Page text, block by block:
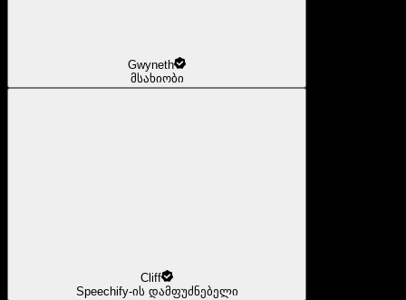
Gwyneth
მსახიობი
Cliff
Speechify-ის დამფუძნებელი